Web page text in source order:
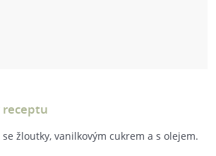
žloutky, vanilkovým cukrem a s olejem.